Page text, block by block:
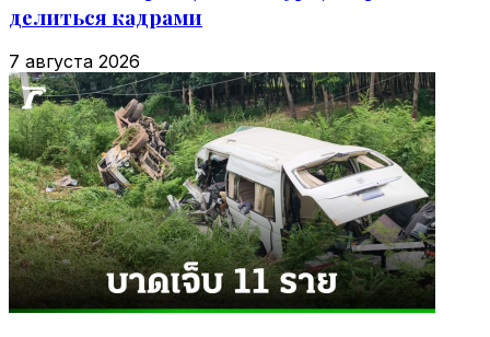
делиться кадрами
7 августа 2026